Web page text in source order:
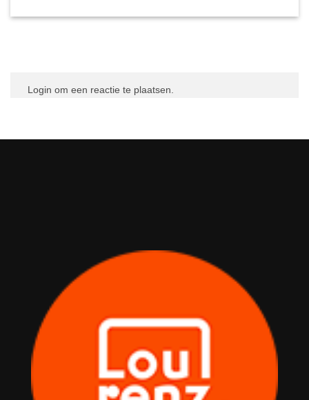
Login om een reactie te plaatsen.